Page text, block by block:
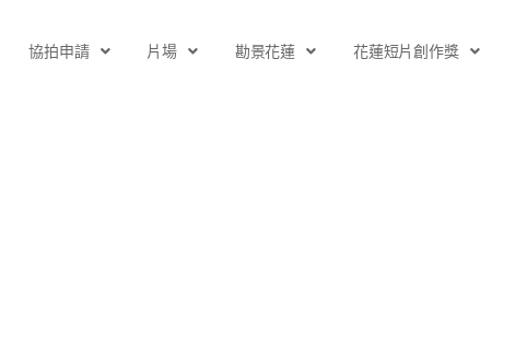
協拍申請 片場 勘景花蓮 花蓮短片創作獎